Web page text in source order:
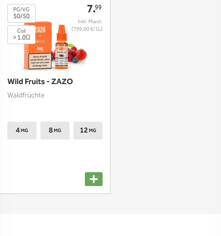
7.99
(799,00 €/1L)
PG/VG
50/50
Coil
> 1.0Ω
Wild Fruits - ZAZO
Waldfrüchte
4MG 8MG 12MG